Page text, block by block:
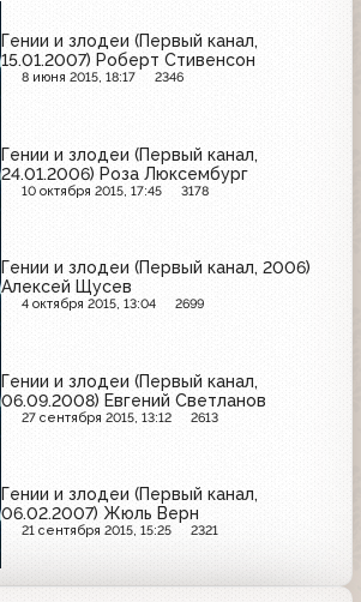
Гении и злодеи (Первый канал,
15.01.2007) Роберт Стивенсон
8 июня 2015, 18:17 2346
Гении и злодеи (Первый канал,
24.01.2006) Роза Люксембург
10 октября 2015, 17:45 3178
Гении и злодеи (Первый канал, 2006)
Алексей Щусев
4 октября 2015, 13:04 2699
Гении и злодеи (Первый канал,
06.09.2008) Евгений Светланов
27 сентября 2015, 13:12 2613
Гении и злодеи (Первый канал,
06.02.2007) Жюль Верн
21 сентября 2015, 15:25 2321